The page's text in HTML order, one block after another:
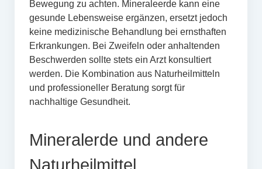
Bewegung zu achten. Mineraleerde kann eine
gesunde Lebensweise ergänzen, ersetzt jedoch
keine medizinische Behandlung bei ernsthaften
Erkrankungen. Bei Zweifeln oder anhaltenden
Beschwerden sollte stets ein Arzt konsultiert
werden. Die Kombination aus Naturheilmitteln
und professioneller Beratung sorgt für
nachhaltige Gesundheit.
Mineralerde und andere
Naturheilmittel